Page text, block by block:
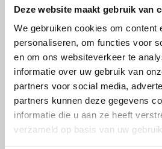
Deze website maakt gebruik van
We gebruiken cookies om content
personaliseren, om functies voor
en om ons websiteverkeer te
informatie over uw gebruik van
partners voor social media,
partners kunnen deze gegevens
informatie die u aan ze heeft
verzameld op basis van uw
woningen waar een rustige akoestiek
Grote maat maakt het geschikt om
strakke look te creëren, handig bij
Montage en verwerking
Lichtgewicht en eenvoudig
Te monteren met schroef, lijm of
geschikt voor zowel renovatie als